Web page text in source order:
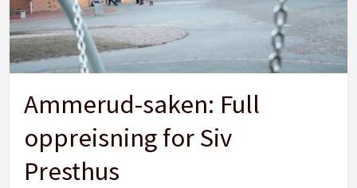
Ammerud-saken: Full
oppreisning for Siv
Presthus